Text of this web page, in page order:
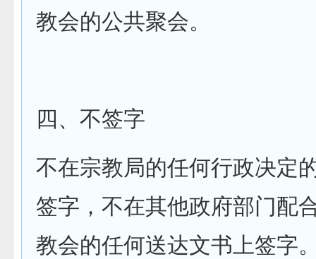
教会的公共聚会。
四、不签字
不在宗教局的任何行政决定
签字，不在其他政府部门配
教会的任何送达文书上签字